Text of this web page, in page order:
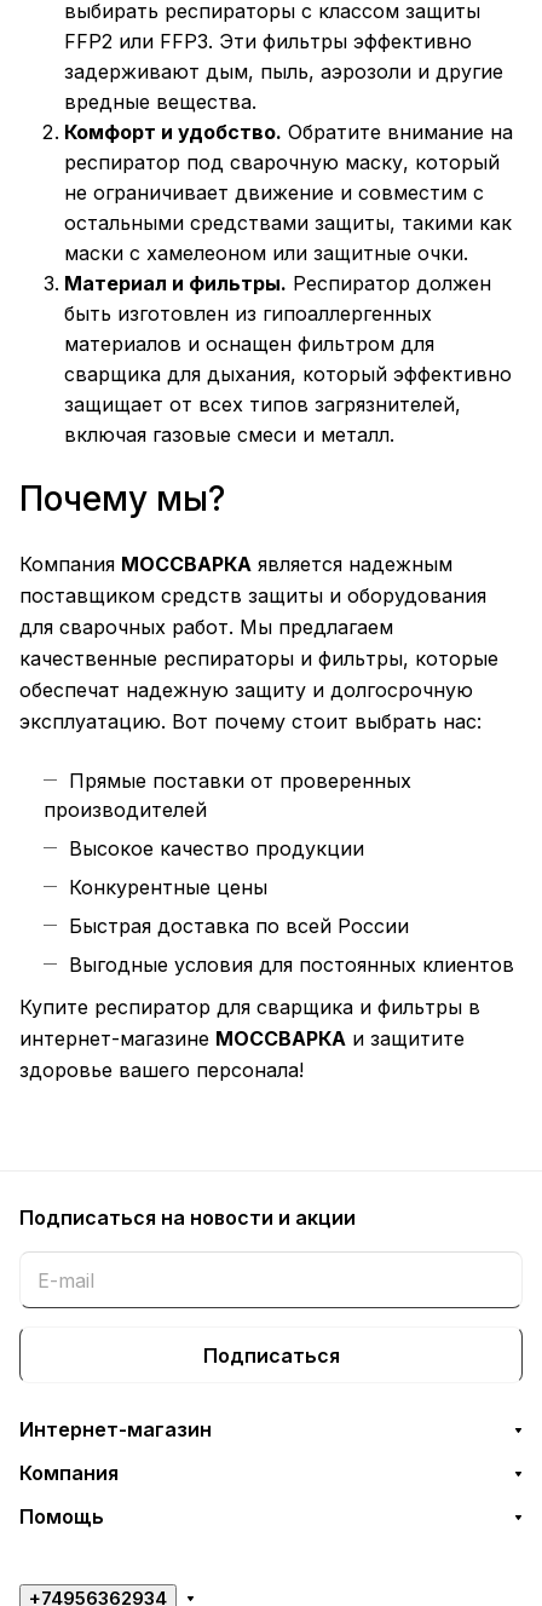
выбирать респираторы с классом защиты
FFP2 или FFP3. Эти фильтры эффективно
задерживают дым, пыль, аэрозоли и другие
вредные вещества.
Комфорт и удобство. Обратите внимание на
респиратор под сварочную маску, который
не ограничивает движение и совместим с
остальными средствами защиты, такими как
маски с хамелеоном или защитные очки.
Материал и фильтры. Респиратор должен
быть изготовлен из гипоаллергенных
материалов и оснащен фильтром для
сварщика для дыхания, который эффективно
защищает от всех типов загрязнителей,
включая газовые смеси и металл.
Почему мы?
Компания МОССВАРКА является надежным
поставщиком средств защиты и оборудования
для сварочных работ. Мы предлагаем
качественные респираторы и фильтры, которые
обеспечат надежную защиту и долгосрочную
эксплуатацию. Вот почему стоит выбрать нас:
Прямые поставки от проверенных
производителей
Высокое качество продукции
Конкурентные цены
Быстрая доставка по всей России
Выгодные условия для постоянных клиентов
Купите респиратор для сварщика и фильтры в
интернет-магазине МОССВАРКА и защитите
здоровье вашего персонала!
Подписаться на новости и акции
Подписаться
Интернет-магазин
Компания
Помощь
+74956362934